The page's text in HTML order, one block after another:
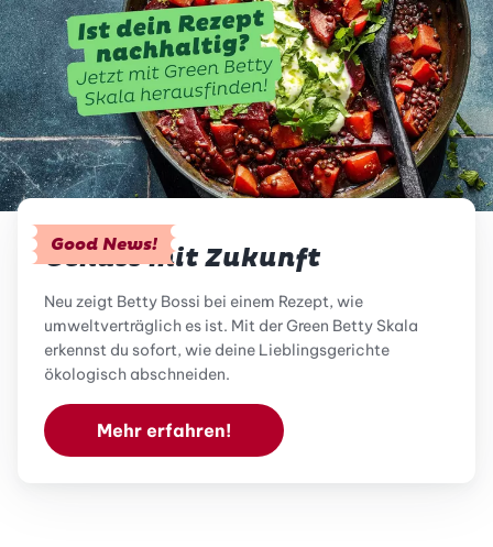
Good News!
Genuss mit Zukunft
Neu zeigt Betty Bossi bei einem Rezept, wie
umweltverträglich es ist. Mit der Green Betty Skala
erkennst du sofort, wie deine Lieblingsgerichte
ökologisch abschneiden.
Mehr erfahren!